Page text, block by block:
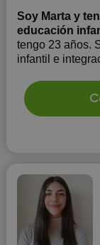
Soy Marta y
educación
tengo 23 años.
infantil e